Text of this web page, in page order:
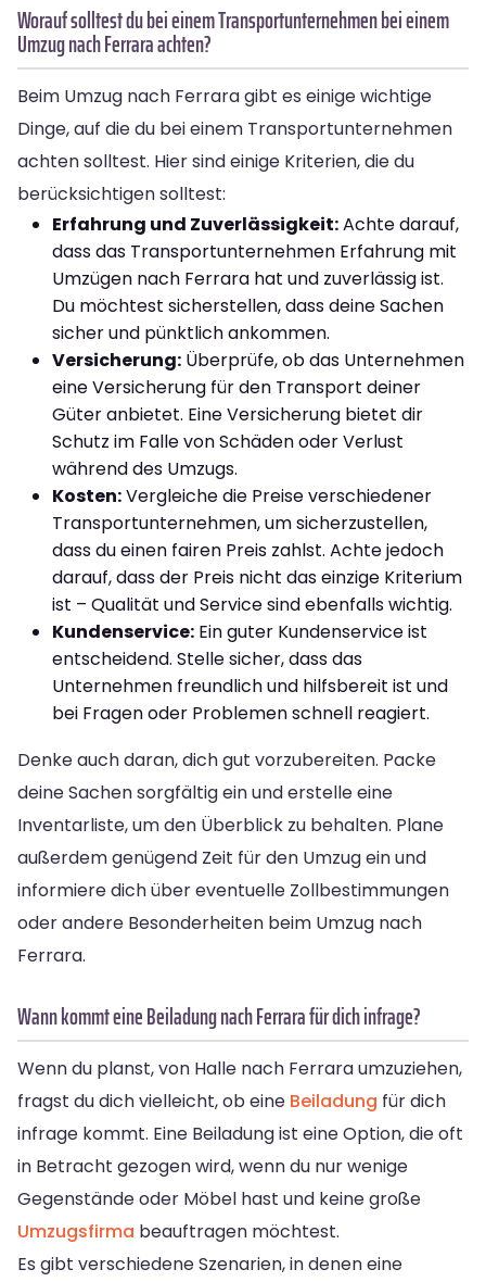
Worauf solltest du bei einem Transportunternehmen bei einem
Umzug nach Ferrara achten?
Beim Umzug nach Ferrara gibt es einige wichtige
Dinge, auf die du bei einem Transportunternehmen
achten solltest. Hier sind einige Kriterien, die du
berücksichtigen solltest:
Erfahrung und Zuverlässigkeit:Achte darauf,
dass das Transportunternehmen Erfahrung mit
Umzügen nach Ferrara hat und zuverlässig ist.
Du möchtest sicherstellen, dass deine Sachen
sicher und pünktlich ankommen.
Versicherung: Überprüfe, ob das Unternehmen
eine Versicherung für den Transport deiner
Güter anbietet. Eine Versicherung bietet dir
Schutz im Falle von Schäden oder Verlust
während des Umzugs.
Kosten:Vergleiche die Preise verschiedener
Transportunternehmen, um sicherzustellen,
dass du einen fairen Preis zahlst. Achte jedoch
darauf, dass der Preis nicht das einzige Kriterium
ist – Qualität und Service sind ebenfalls wichtig.
Kundenservice: Ein guter Kundenservice ist
entscheidend. Stelle sicher, dass das
Unternehmen freundlich und hilfsbereit ist und
bei Fragen oder Problemen schnell reagiert.
Denke auch daran, dich gut vorzubereiten. Packe
deine Sachen sorgfältig ein und erstelle eine
Inventarliste, um den Überblick zu behalten. Plane
außerdem genügend Zeit für den Umzug ein und
informiere dich über eventuelle Zollbestimmungen
oder andere Besonderheiten beim Umzug nach
Ferrara.
Wann kommt eine Beiladung nach Ferrara für dich infrage?
Wenn du planst, von Halle nach Ferrara umzuziehen,
fragst du dich vielleicht, ob eine Beiladung für dich
infrage kommt. Eine Beiladung ist eine Option, die oft
in Betracht gezogen wird, wenn du nur wenige
Gegenstände oder Möbel hast und keine große
Umzugsfirma beauftragen möchtest.
Es gibt verschiedene Szenarien, in denen eine